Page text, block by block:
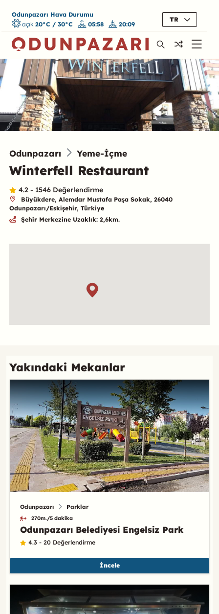
Odunpazarı Hava Durumu
açık 20°C / 30°C 05:58 20:09
TR
Odunpazarı Yeme-İçme
Winterfell Restaurant
4.2 - 1546 Değerlendirme
Büyükdere, Alemdar Mustafa Paşa Sokak, 26040
Odunpazarı/Eskişehir, Türkiye
Şehir Merkezine Uzaklık: 2,6km.
Yakındaki Mekanlar
Odunpazarı Parklar
270m./5 dakika
Odunpazarı Belediyesi Engelsiz Park
4.3 - 20 Değerlendirme
İncele